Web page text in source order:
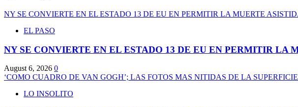
NY SE CONVIERTE EN EL ESTADO 13 DE EU EN PERMITIR LA MUERTE
EL PASO
NY SE CONVIERTE EN EL ESTADO 13 DE EU EN PERMITIR LA
August 6, 2026 0
‘COMO CUADRO DE VAN GOGH’; LAS FOTOS MAS NITIDAS DE LA
LO INSOLITO